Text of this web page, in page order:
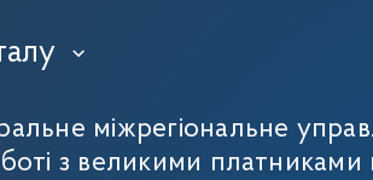
›
міжрегіональне
з великими платниками